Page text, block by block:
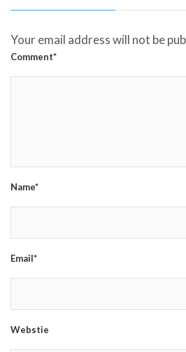
Your email address will not be
Comment*
Name*
Email*
Webstie